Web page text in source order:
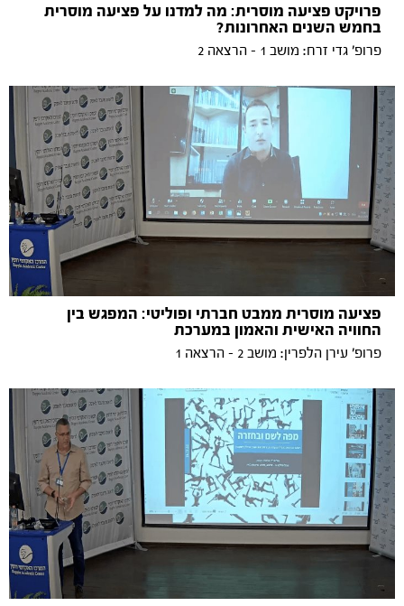
פרויקט פציעה מוסרית: מה למדנו על פציעה מוסרית
בחמש השנים האחרונות?
פרופ׳ גדי זרח: מושב 1 - הרצאה 2
פציעה מוסרית ממבט חברתי ופוליטי: המפגש בין
החוויה האישית והאמון במערכת
פרופ׳ עירן הלפרין: מושב 2 - הרצאה 1